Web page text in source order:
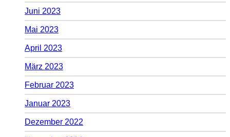
Juni 2023
Mai 2023
April 2023
März 2023
Februar 2023
Januar 2023
Dezember 2022